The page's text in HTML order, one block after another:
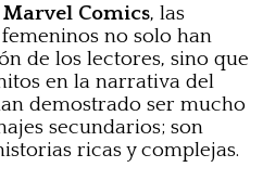
Marvel Comics, las
no solo han
de los lectores, sino que
en la narrativa del
demostrado ser mucho
secundarios; son
ricas y complejas.